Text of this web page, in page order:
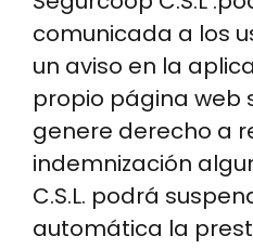
comunicada a los
un aviso en la
propio página web
genere derecho a
indemnización
C.S.L. podrá
automática la